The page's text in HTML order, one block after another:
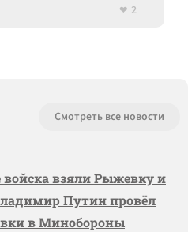
2
Смотреть все новости
войска взяли Рыжевку и
Путин провёл
в Минобороны